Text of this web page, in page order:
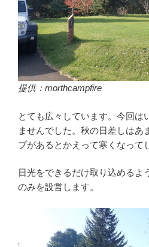
提供：morthcampfire
とても広々しています。今回は
ませんでした。秋の日差しはあ
プがあるとかえって寒くなって
日光をできるだけ取り込めるよ
のみを設営します。